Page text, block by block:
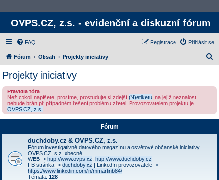
OVPS.CZ, z.s. - evidenční a diskuzní fórum
FAQ Přihlásit se
Registrace
Fórum Obsah Projekty iniciativy
t
Projekty iniciativy
Pravidla fóra
Než cokoli napíšete, prosíme, prostudujte si zdejší (N)etiketu , na jejíž neznalost
nebude brán při případném řešení problému zřetel. Provozovatelem projektu je
OVPS.CZ, z.s.
Fórum
duchdoby.cz & OVPS.CZ, z.s.
Fórum investigativně datového magazínu a osvětové občanské iniciativy
OVPS.CZ, s.z. obecně
WEB -> http://www.ovps.cz http://www.duchdoby.cz
FB stránka -> duchdoby.cz | LinkedIn provozovatele ->
https://www.linkedin.com/in/mmartinb84/
Témata: 128